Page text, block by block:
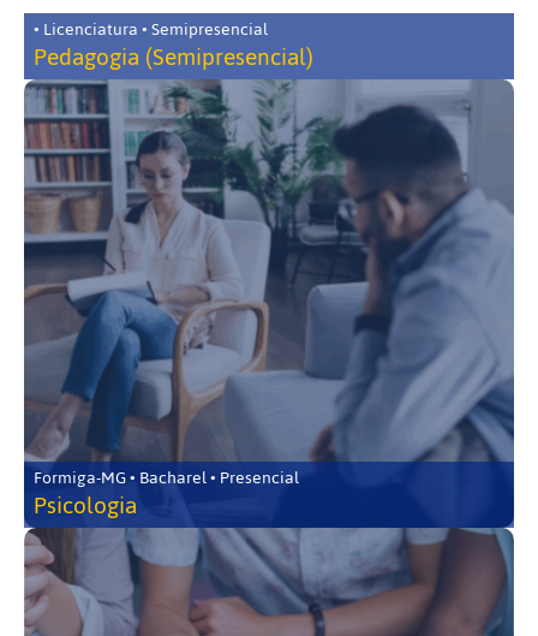
• Licenciatura • Semipresencial
Pedagogia (Semipresencial)
Formiga-MG • Bacharel • Presencial
Psicologia